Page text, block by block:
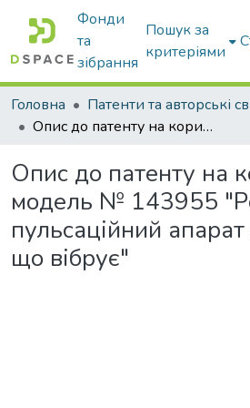
Фонди
та
зібрання
Пошук за
критеріями
Головна
Опис до патенту на корисну модель № 143955 "Роторно-пульсаційний апарат з ротором, що вібрує"
Опис до патенту на
модель № 143955
пульсаційний
що вібрує"